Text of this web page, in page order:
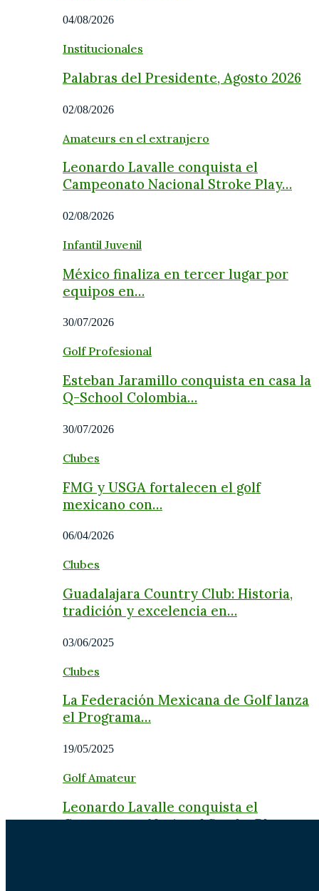
04/08/2026
Institucionales
Palabras del Presidente, Agosto 2026
02/08/2026
Amateurs en el extranjero
Leonardo Lavalle conquista el
Campeonato Nacional Stroke Play…
02/08/2026
Infantil Juvenil
México finaliza en tercer lugar por
equipos en…
30/07/2026
Golf Profesional
Esteban Jaramillo conquista en casa la
Q-School Colombia…
30/07/2026
Clubes
FMG y USGA fortalecen el golf
mexicano con…
06/04/2026
Clubes
Guadalajara Country Club: Historia,
tradición y excelencia en…
03/06/2025
Clubes
La Federación Mexicana de Golf lanza
el Programa…
19/05/2025
Golf Amateur
Leonardo Lavalle conquista el
Campeonato Nacional Stroke Play…